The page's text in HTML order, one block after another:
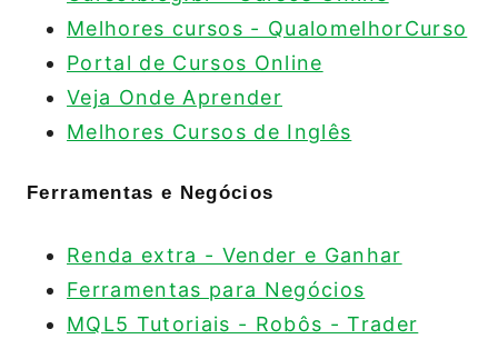
Melhores cursos - QualomelhorCurso
Portal de Cursos Online
Veja Onde Aprender
Melhores Cursos de Inglês
Ferramentas e Negócios
Renda extra - Vender e Ganhar
Ferramentas para Negócios
MQL5 Tutoriais - Robôs - Trader